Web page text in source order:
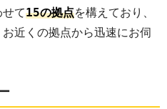
て15の拠点を構えており、
近くの拠点から迅速にお伺